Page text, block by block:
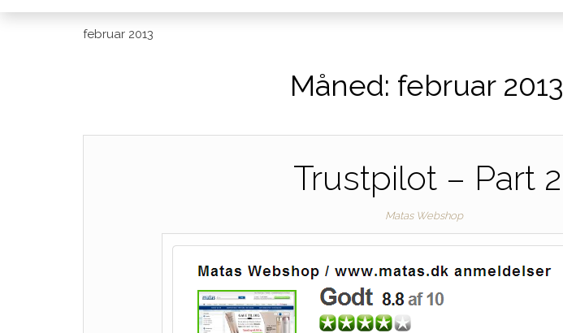
februar 2013
Måned: februar 2013
Trustpilot – Part 2
Matas Webshop